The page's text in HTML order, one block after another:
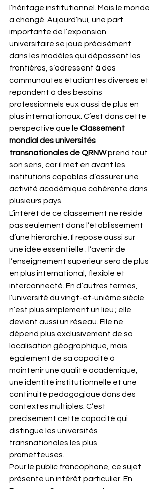
l’héritage institutionnel. Mais le monde
a changé. Aujourd’hui, une part
importante de l’expansion
universitaire se joue précisément
dans les modèles qui dépassent les
frontières, s’adressent à des
communautés étudiantes diverses et
répondent à des besoins
professionnels eux aussi de plus en
plus internationaux. C’est dans cette
perspective que le Classement
mondial des universités
transnationales de QRNW prend tout
son sens, car il met en avant les
institutions capables d’assurer une
activité académique cohérente dans
plusieurs pays.
L’intérêt de ce classement ne réside
pas seulement dans l’établissement
d’une hiérarchie. Il repose aussi sur
une idée essentielle : l’avenir de
l’enseignement supérieur sera de plus
en plus international, flexible et
interconnecté. En d’autres termes,
l’université du vingt-et-unième siècle
n’est plus simplement un lieu ; elle
devient aussi un réseau. Elle ne
dépend plus exclusivement de sa
localisation géographique, mais
également de sa capacité à
maintenir une qualité académique,
une identité institutionnelle et une
continuité pédagogique dans des
contextes multiples. C’est
précisément cette capacité qui
distingue les universités
transnationales les plus
prometteuses.
Pour le public francophone, ce sujet
présente un intérêt particulier. En